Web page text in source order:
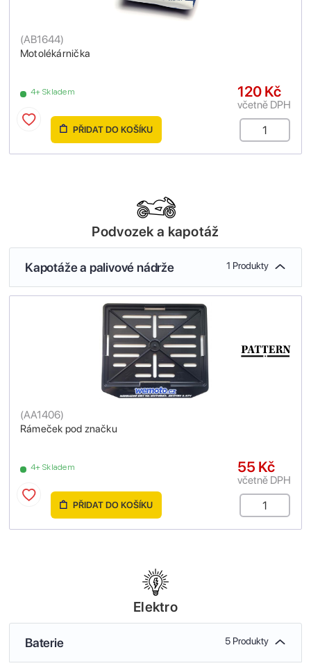
Motolékárnička
(AB1644)
4+ Skladem 120 Kč
včetně DPH
PŘIDAT DO KOŠÍKU
Podvozek a kapotáž
Kapotáže a palivové nádrže 1 Produkty
Rámeček pod značku
(AA1406)
4+ Skladem 55 Kč
včetně DPH
PŘIDAT DO KOŠÍKU
Elektro
Baterie 5 Produkty